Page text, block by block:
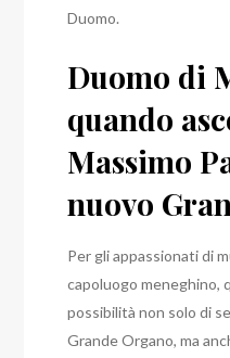
Duomo.
Duomo di
quando
Massimo
nuovo
Per gli appassionati di
capoluogo meneghino,
possibilità non solo di
Grande Organo, ma